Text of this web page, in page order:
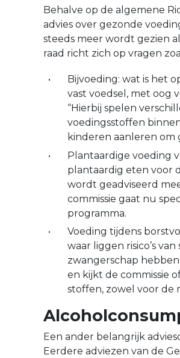
Behalve op de algemene
advies over gezonde
steeds meer wordt gezien
raad richt zich op vragen
Bijvoeding: wat is het
vast voedsel, met oog
“Hierbij spelen
voedingsstoffen
kinderen aanleren om
Plantaardige voeding
plantaardig eten voor
wordt geadviseerd
commissie gaat nu
programma.
Voeding tijdens
waar liggen risico’s
zwangerschap
en kijkt de commissie
stoffen, zowel voor de
Een ander belangrijk
Eerdere adviezen van de